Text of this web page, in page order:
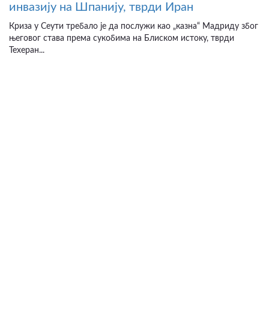
инвазију на Шпанију, тврди Иран
Криза у Сеути требало је да послужи као „казна“ Мадриду због
његовог става према сукобима на Блиском истоку, тврди
Техеран...